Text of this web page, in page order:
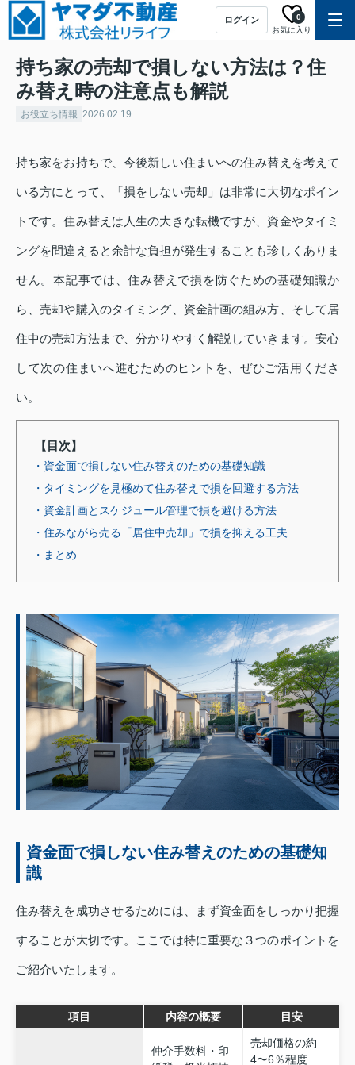
ログイン
お気に入り
0
持ち家の売却で損しない方法は？住
み替え時の注意点も解説
お役立ち情報 2026.02.19
持ち家をお持ちで、今後新しい住まいへの住み替えを考えて
いる方にとって、「損をしない売却」は非常に大切なポイン
トです。住み替えは人生の大きな転機ですが、資金やタイミ
ングを間違えると余計な負担が発生することも珍しくありま
せん。本記事では、住み替えで損を防ぐための基礎知識か
ら、売却や購入のタイミング、資金計画の組み方、そして居
住中の売却方法まで、分かりやすく解説していきます。安心
して次の住まいへ進むためのヒントを、ぜひご活用くださ
い。
【目次】
・資金面で損しない住み替えのための基礎知識
・タイミングを見極めて住み替えで損を回避する方法
・資金計画とスケジュール管理で損を避ける方法
・住みながら売る「居住中売却」で損を抑える工夫
・まとめ
資金面で損しない住み替えのための基礎知
識
住み替えを成功させるためには、まず資金面をしっかり把握
することが大切です。ここでは特に重要な３つのポイントを
ご紹介いたします。
項目 内容の概要 目安
仲介手数料・印
売却価格の約
4〜6％程度